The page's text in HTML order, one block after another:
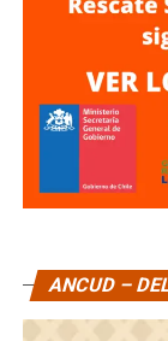
ANCUD –